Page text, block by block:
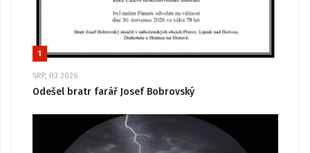
1
SRP, 03 2026
Odešel bratr farář Josef Bobrovský